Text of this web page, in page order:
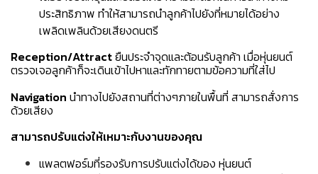
ประสิทธิภาพ ทำให้สามารถนำลูกค้าไปยังที่หมายได้อย่าง
เพลิดเพลินด้วยเสียงดนตรี
Reception/Attractยืนประจำจุดและต้อนรับลูกค้า เมื่อหุ่นยนต์
ตรวจเจอลูกค้าก็จะเดินเข้าไปหาและทักทายตามข้อความที่ใส่ไป
Navigation นำทางไปยังสถานที่ต่างๆภายในพื้นที่ สามารถสั่งการ
ด้วยเสียง
สามารถปรับแต่งให้เหมาะกับงานของคุณ
แพลตฟอร์มที่รองรับการปรับแต่งได้ของ หุ่นยนต์